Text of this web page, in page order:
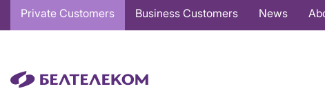
Основная
навигация
Private Customers Business Customers News